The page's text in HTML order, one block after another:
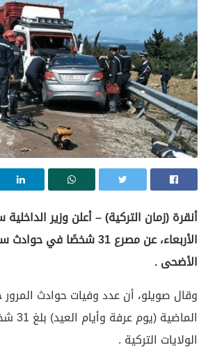
أنقرة (زمان التركية) – أعلن وزير
الأربعاء، عن مصرع 31 شخصًا
الأضحى .
الولايات التركية .